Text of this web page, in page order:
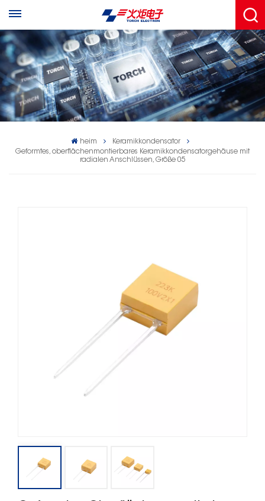
heim
Keramikkondensator
Geformtes, oberflächenmontierbares Keramikkondensatorgehäuse mit
radialen Anschlüssen, Größe 05